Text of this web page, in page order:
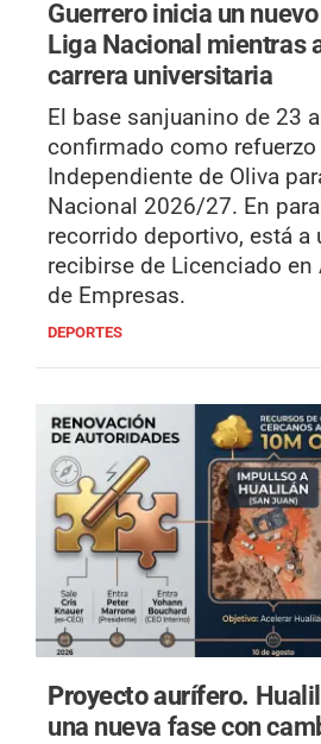
Guerrero inicia un
Liga Nacional mientras
carrera universitaria
El base sanjuanino de 23
confirmado como refuerzo
Independiente de Oliva
Nacional 2026/27. En
recorrido deportivo, está a
recibirse de Licenciado
de Empresas.
DEPORTES
Proyecto aurífero.
una nueva fase con